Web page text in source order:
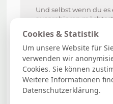
Und selbst wenn du
ausprobieren
Weitere Themen
» Was genau ist eine
Cookies & Statistik
Um unsere Website für
verwenden wir
Cookies. Sie können
Weitere Informationen
Datenschutzerklärung.